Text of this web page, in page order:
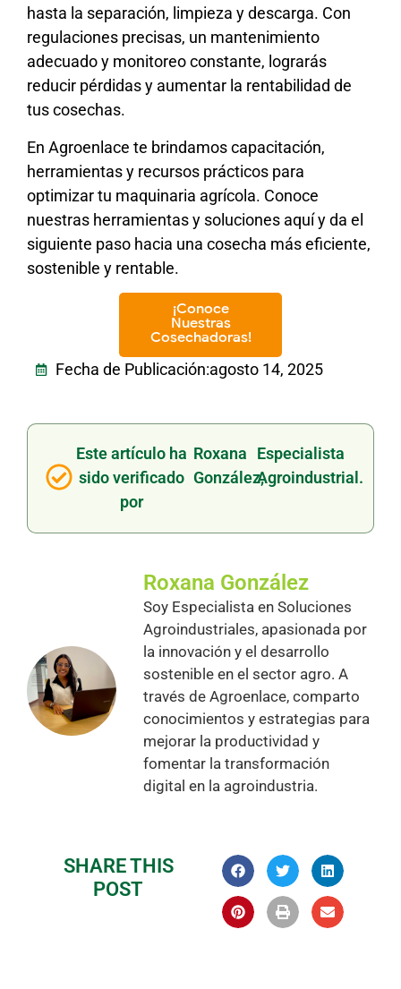
hasta la separación, limpieza y descarga. Con
regulaciones precisas, un mantenimiento
adecuado y monitoreo constante, lograrás
reducir pérdidas y aumentar la rentabilidad de
tus cosechas.
En Agroenlace te brindamos capacitación,
herramientas y recursos prácticos para
optimizar tu maquinaria agrícola. Conoce
nuestras herramientas y soluciones aquí y da el
siguiente paso hacia una cosecha más eficiente,
sostenible y rentable.
¡Conoce
Nuestras
Cosechadoras!
Fecha de Publicación:agosto 14, 2025
Este artículo ha
sido verificado
por
Roxana
González,
Especialista
Agroindustrial.
Roxana González
Soy Especialista en Soluciones
Agroindustriales, apasionada por
la innovación y el desarrollo
sostenible en el sector agro. A
través de Agroenlace, comparto
conocimientos y estrategias para
mejorar la productividad y
fomentar la transformación
digital en la agroindustria.
SHARE THIS
POST